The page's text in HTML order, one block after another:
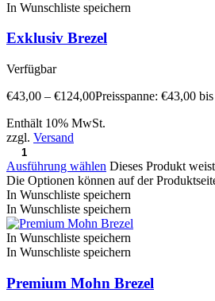
In Wunschliste speichern
Exklusiv Brezel
Verfügbar
€43,00 – €124,00Preisspanne: €43,00
Enthält 10% MwSt.
zzgl. Versand
Ausführung wählen Dieses Produkt
Die Optionen können auf der
In Wunschliste speichern
In Wunschliste speichern
In Wunschliste speichern
In Wunschliste speichern
Premium Mohn Brezel